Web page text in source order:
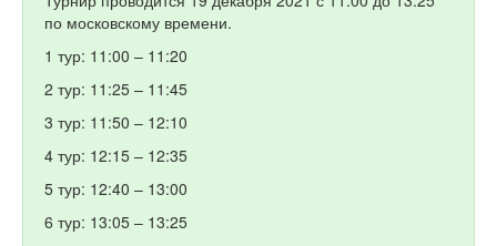
по московскому времени.
1 тур: 11:00 – 11:20
2 тур: 11:25 – 11:45
3 тур: 11:50 – 12:10
4 тур: 12:15 – 12:35
5 тур: 12:40 – 13:00
6 тур: 13:05 – 13:25